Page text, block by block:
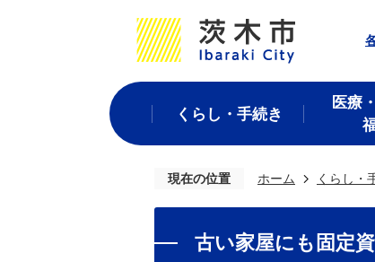
くらし・手続き
医療
現在の位置 ホーム くらし・
古い家屋にも固定